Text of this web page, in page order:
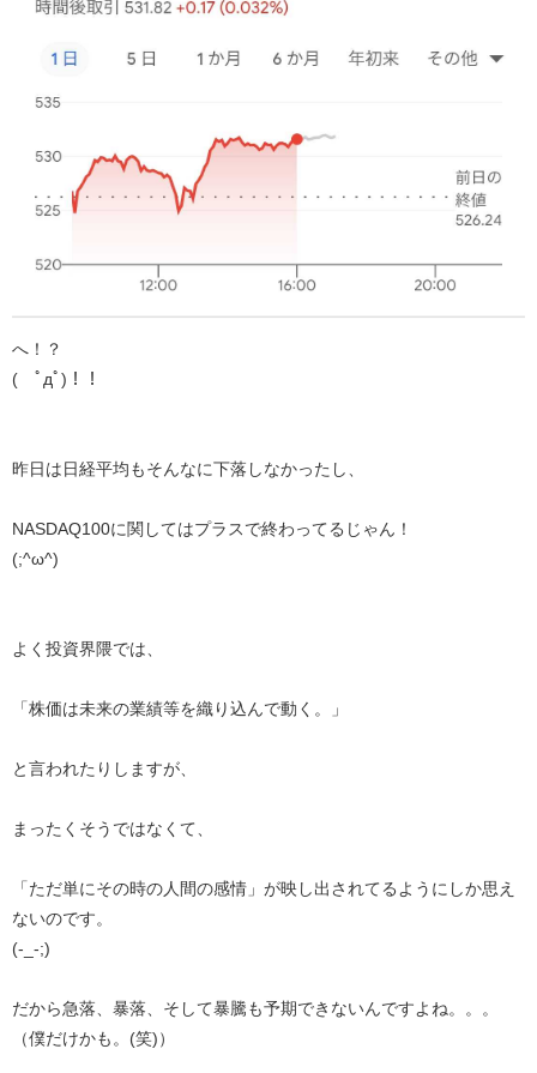
へ！？
( ﾟдﾟ)！！
昨日は日経平均もそんなに下落しなかったし、
NASDAQ100に関してはプラスで終わってるじゃん！
(;^ω^)
よく投資界隈では、
「株価は未来の業績等を織り込んで動く。」
と言われたりしますが、
まったくそうではなくて、
「ただ単にその時の人間の感情」が映し出されてるようにしか思え
ないのです。
(-_-;)
だから急落、暴落、そして暴騰も予期できないんですよね。。。
（僕だけかも。(笑)）